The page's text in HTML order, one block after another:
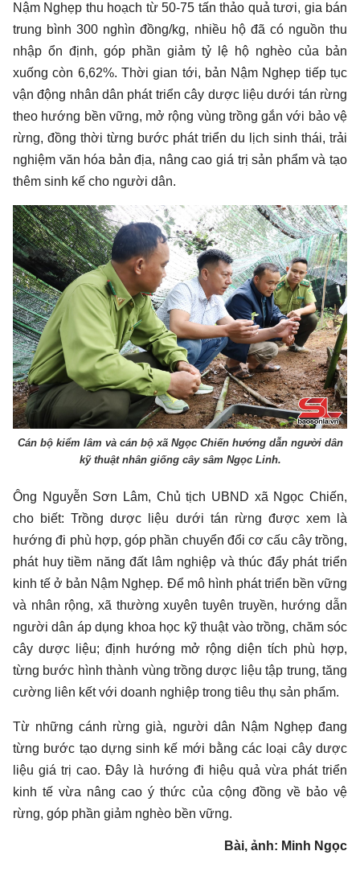
Nậm Nghẹp thu hoạch từ 50-75 tấn thảo quả tươi, gia bán
trung bình 300 nghìn đồng/kg, nhiều hộ đã có nguồn thu
nhập ổn định, góp phần giảm tỷ lệ hộ nghèo của bản
xuống còn 6,62%. Thời gian tới, bản Nậm Nghẹp tiếp tục
vận động nhân dân phát triển cây dược liệu dưới tán rừng
theo hướng bền vững, mở rộng vùng trồng gắn với bảo vệ
rừng, đồng thời từng bước phát triển du lịch sinh thái, trải
nghiệm văn hóa bản địa, nâng cao giá trị sản phẩm và tạo
thêm sinh kế cho người dân.
Cán bộ kiểm lâm và cán bộ xã Ngọc Chiến hướng dẫn người dân
kỹ thuật nhân giống cây sâm Ngọc Linh.
Ông Nguyễn Sơn Lâm, Chủ tịch UBND xã Ngọc Chiến,
cho biết: Trồng dược liệu dưới tán rừng được xem là
hướng đi phù hợp, góp phần chuyển đổi cơ cấu cây trồng,
phát huy tiềm năng đất lâm nghiệp và thúc đẩy phát triển
kinh tế ở bản Nậm Nghẹp. Để mô hình phát triển bền vững
và nhân rộng, xã thường xuyên tuyên truyền, hướng dẫn
người dân áp dụng khoa học kỹ thuật vào trồng, chăm sóc
cây dược liệu; định hướng mở rộng diện tích phù hợp,
từng bước hình thành vùng trồng dược liệu tập trung, tăng
cường liên kết với doanh nghiệp trong tiêu thụ sản phẩm.
Từ những cánh rừng già, người dân Nậm Nghẹp đang
từng bước tạo dựng sinh kế mới bằng các loại cây dược
liệu giá trị cao. Đây là hướng đi hiệu quả vừa phát triển
kinh tế vừa nâng cao ý thức của cộng đồng về bảo vệ
rừng, góp phần giảm nghèo bền vững.
Bài, ảnh: Minh Ngọc